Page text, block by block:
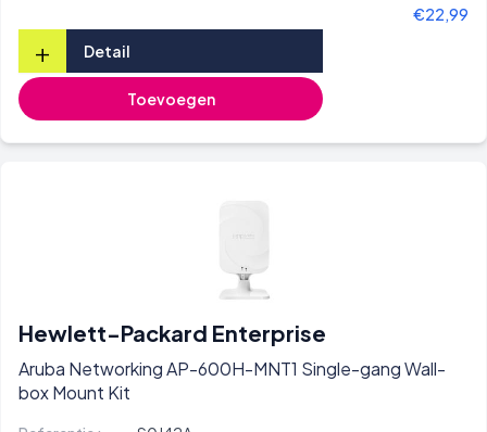
€22,99
+ Detail
Toevoegen
Hewlett-Packard Enterprise
Aruba Networking AP-600H-MNT1 Single-gang Wall-
box Mount Kit